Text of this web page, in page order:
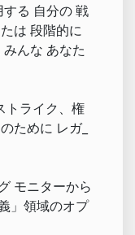
る 自分の 戦
は 段階的に
んな あなた
トライク、権
ために レガ_
モニターから
」領域のオプ